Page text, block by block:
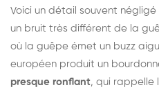
Voici un détail souvent
un bruit très différent de la
où la guêpe émet un buzz
européen produit un
presque ronflant, qui rappelle